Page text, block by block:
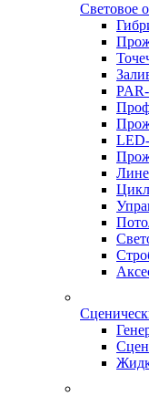
Световое